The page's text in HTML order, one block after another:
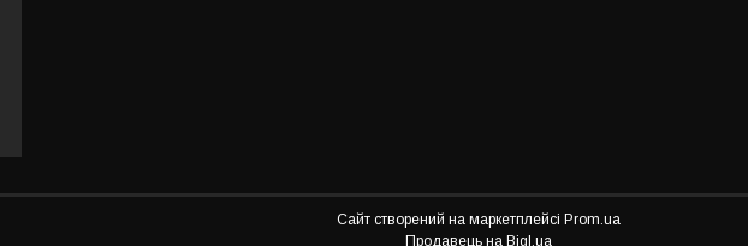
Сайт створений на маркетплейсі Prom.ua
Продавець на Bigl.ua